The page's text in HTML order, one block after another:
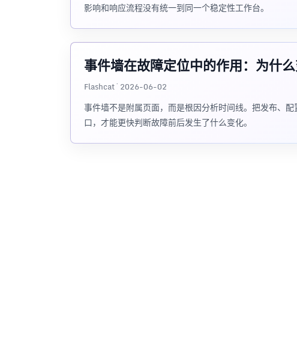
影响和响应流程没有统一到同一个稳定性工作台。
事件墙在故障定位中的作用：为什
Flashcat · 2026-06-02
事件墙不是附属页面，而是根因分析时间线。把发布、
口，才能更快判断故障前后发生了什么变化。